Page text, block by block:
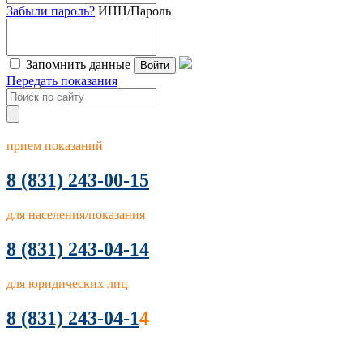
Забыли пароль? ИНН/Пароль
Запомнить данные Войти
Передать показания
прием показаний
8 (831) 243-00-15
для населения/показания
8 (831) 243-04-14
для юридических лиц
8 (831) 243-04-14